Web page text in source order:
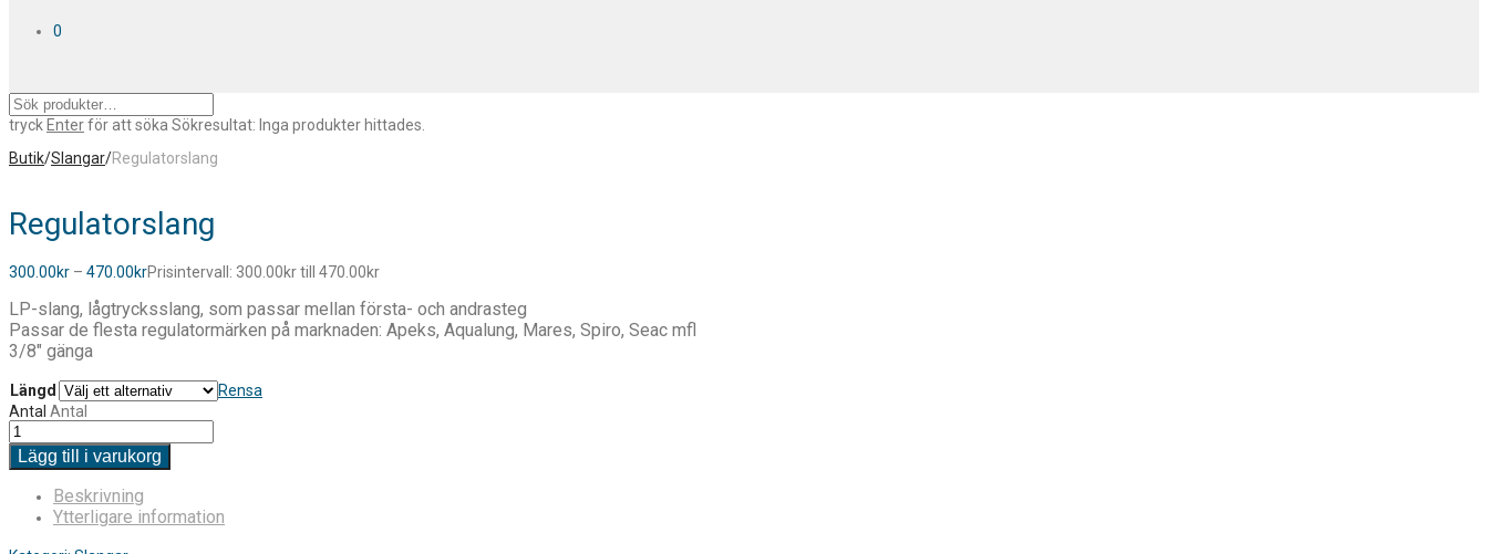
0
tryck Enterför att söka Sökresultat: Inga produkter hittades.
Butik/Slangar/Regulatorslang
Regulatorslang
300.00kr – 470.00krPrisintervall: 300.00kr till 470.00kr
LP-slang, lågtrycksslang, som passar mellan första- och andrasteg
Passar de flesta regulatormärken på marknaden: Apeks, Aqualung, Mares, Spiro, Seac mfl
3/8″ gänga
Längd
Rensa
Antal Antal
Lägg till i varukorg
Beskrivning
Ytterligare information